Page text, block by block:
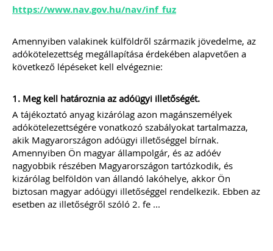
ÁLTALÁNOS TUDNIVALÓK, HASZNOS
ÜZEMELTETŐK RÉSZÉRE
Webshop a könyvelésben -
specialitások
Webáruházak sikerének a kulcsa
E-kereskedelem szabályozása 2021.
JÚLIUS 1-JÉTŐL
Import „Zöld Csatorna”
Import OSS (IOSS)
Online piacterek
TAGJAINK INGYENESEN LETÖLTHETIK -
A letöltések menüpont alatt!
Ár: 7900 Ft
Tagoknak: Ingyenesen
https://www.nav.gov.hu/nav/inf_fuz
Amennyiben valakinek külföldről származik jövedelme, az
adókötelezettség megállapítása érdekében alapvetően a
következő lépéseket kell elvégeznie:
1. Meg kell határoznia az adóügyi illetőségét.
A tájékoztató anyag kizárólag azon magánszemélyek
adókötelezettségére vonatkozó szabályokat tartalmazza,
akik Magyarországon adóügyi illetőséggel bírnak.
Amennyiben Ön magyar állampolgár, és az adóév
nagyobbik részében Magyarországon tartózkodik, és
kizárólag belföldön van állandó lakóhelye, akkor Ön
biztosan magyar adóügyi illetőséggel rendelkezik. Ebben az
esetben az illetőségről szóló 2. fe ...